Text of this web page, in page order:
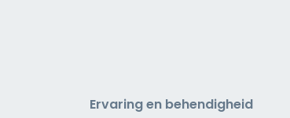
Ervaring en behendigheid